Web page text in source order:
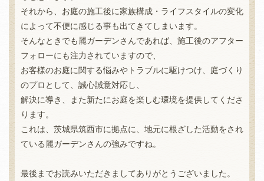
それから、お庭の施工後に家族構成・ライフスタイルの変化
によって不便に感じる事も出てきてしまいます。
そんなときでも麗ガーデンさんであれば、施工後のアフター
フォローにも注力されていますので、
お客様のお庭に関する悩みやトラブルに駆けつけ、庭づくり
のプロとして、誠心誠意対応し、
解決に導き、また新たにお庭を楽しむ環境を提供してくださ
ります。
これは、茨城県筑西市に拠点に、地元に根ざした活動をされ
ている麗ガーデンさんの強みですね。
最後までお読みいただきましてありがとうございました。